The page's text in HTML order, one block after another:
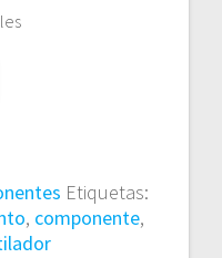
Etiquetas:
, componente,